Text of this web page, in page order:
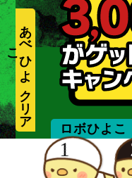
ロボひよこ
あ
べ
ひ
よ
こ unmanned